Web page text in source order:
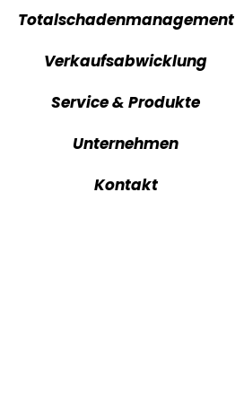
Totalschadenmanagement
Verkaufsabwicklung
Service & Produkte
Unternehmen
Kontakt